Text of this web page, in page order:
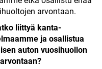
arvontaan.
liittyä kanta-
ja osallistua
auton vuosihuollon
arvontaan?